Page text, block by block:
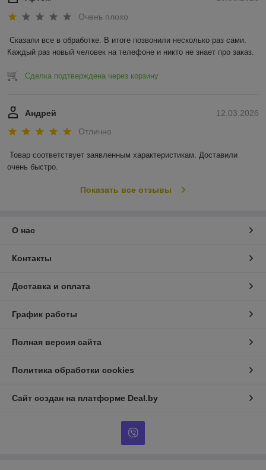
Очень плохо
Сказали все в обработке. В итоге позвонили несколько раз сами.
Каждый раз новый человек на телефоне и никто не знает про заказ.
Сделка подтверждена через корзину
12.03.2026
Андрей
Отлично
Товар соответствует заявленным характеристикам. Доставили
очень быстро.
Показать все отзывы
О нас
Контакты
Доставка и оплата
График работы
Полная версия сайта
Политика обработки cookies
Сайт создан на платформе Deal.by